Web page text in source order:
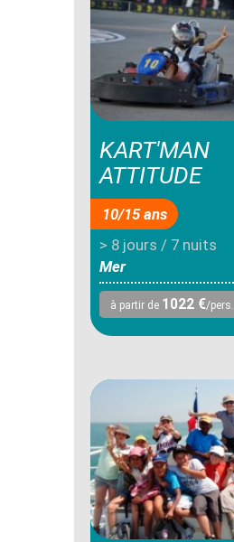
KART'MAN
ATTITUDE
10/15 ans
> 8 jours / 7 nuits
Mer
à partir de 1022 €/pers.